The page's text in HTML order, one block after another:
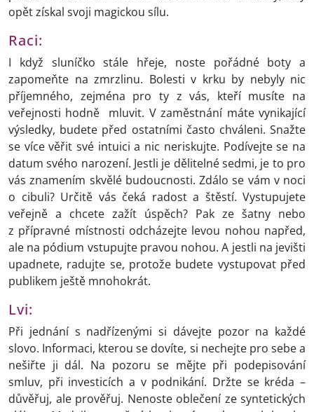
opět získal svoji magickou sílu.
Raci:
I když sluníčko stále hřeje, noste pořádné boty a
zapomeňte na zmrzlinu. Bolesti v krku by nebyly nic
příjemného, zejména pro ty z vás, kteří musíte na
veřejnosti hodně mluvit. V zaměstnání máte vynikající
výsledky, budete před ostatními často chváleni. Snažte
se více věřit své intuici a nic neriskujte. Podívejte se na
datum svého narození. Jestli je dělitelné sedmi, je to pro
vás znamením skvělé budoucnosti. Zdálo se vám v noci
o cibuli? Určitě vás čeká radost a štěstí. Vystupujete
veřejně a chcete zažít úspěch? Pak ze šatny nebo
z přípravné místnosti odcházejte levou nohou napřed,
ale na pódium vstupujte pravou nohou. A jestli na jevišti
upadnete, radujte se, protože budete vystupovat před
publikem ještě mnohokrát.
Lvi:
Při jednání s nadřízenými si dávejte pozor na každé
slovo. Informaci, kterou se dovíte, si nechejte pro sebe a
nešiřte ji dál. Na pozoru se mějte při podepisování
smluv, při investicích a v podnikání. Držte se kréda –
důvěřuj, ale prověřuj. Nenoste oblečení ze syntetických